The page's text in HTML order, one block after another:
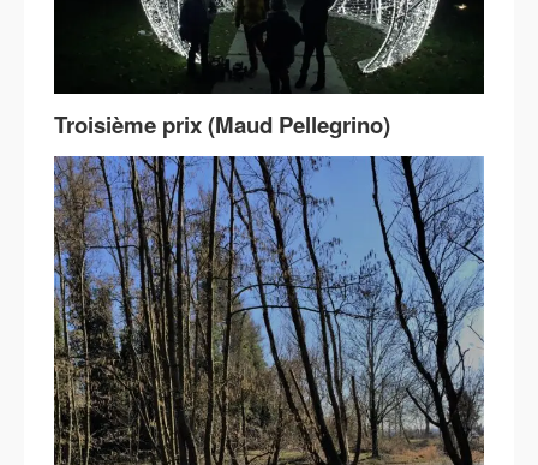
Troisième prix (Maud Pellegrino)